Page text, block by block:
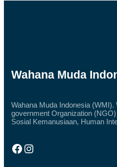
Wahana Muda
Wahana Muda Indonesia
government Organization
Sosial Kemanusiaan, Human
Facebook Instagram